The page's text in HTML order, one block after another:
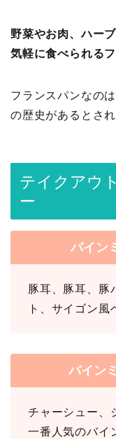
野菜やお肉、ハー
気軽に食べられる
フランスパンなの
の歴史があるとされ
テイクアウ
ー
バイン
豚耳、豚耳、豚
ト、サイゴン風
バイン
チャーシュー
一番人気のバイ